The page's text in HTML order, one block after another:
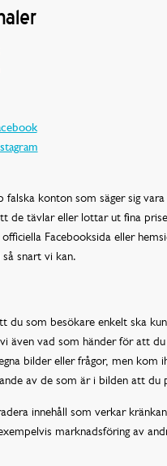
konton som säger sig vara
de tävlar eller lottar ut fina
Facebooksida eller
snart vi kan.
du som besökare enkelt ska
även vad som händer för att du
bilder eller frågor, men kom
av de som är i bilden att du
innehåll som verkar
marknadsföring av